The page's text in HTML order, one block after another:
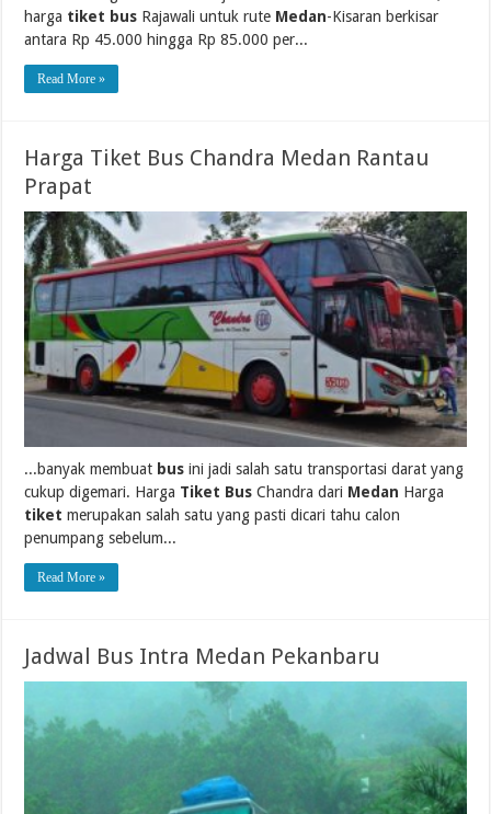
harga tiket bus Rajawali untuk rute Medan-Kisaran berkisar
antara Rp 45.000 hingga Rp 85.000 per...
Read More »
Harga Tiket Bus Chandra Medan Rantau
Prapat
...banyak membuat bus ini jadi salah satu transportasi darat yang
cukup digemari. Harga Tiket Bus Chandra dari Medan Harga
tiket merupakan salah satu yang pasti dicari tahu calon
penumpang sebelum...
Read More »
Jadwal Bus Intra Medan Pekanbaru